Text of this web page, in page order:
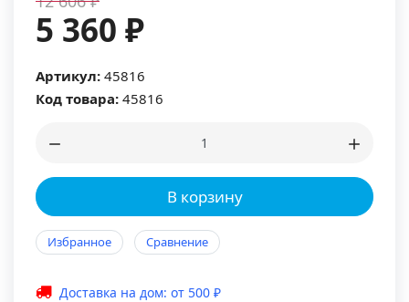
5 360 ₽
Артикул: 45816
Код товара: 45816
В корзину
Избранное Сравнение
Доставка на дом: от 500 ₽